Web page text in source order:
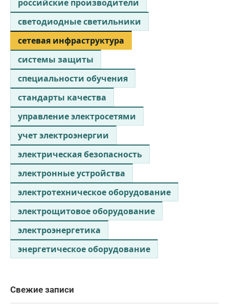
российские производители
светодиодные светильники
сетевая инфраструктура
системы защиты
специальности обучения
стандарты качества
управление электросетями
учет электроэнергии
электрическая безопасность
электронные устройства
электротехническое оборудование
электрощитовое оборудование
электроэнергетика
энергетическое оборудование
Свежие записи